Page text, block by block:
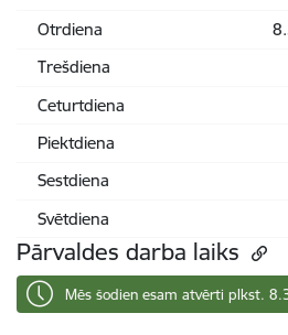
Otrdiena
Trešdiena
Ceturtdiena
Piektdiena
Sestdiena
Svētdiena
Pārvaldes darba laiks
Mēs šodien esam atvērti plkst.